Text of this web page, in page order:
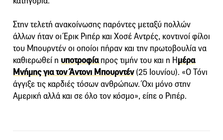
Στην τελετή ανακοίνωσης παρόντες μεταξύ πολλών
άλλων ήταν οι Έρικ Ριπέρ και Χοσέ Αντρές, κοντινοί φίλοι
του Μπουρντέν οι οποίοι πήραν και την πρωτοβουλία να
καθιερωθεί η υποτροφία προς τιμήν του και η Ημέρα
Μνήμης για τον Άντονι Μπουρντέν(25 Ιουνίου). «Ο Τόνι
άγγιξε τις καρδιές τόσων ανθρώπων. Όχι μόνο στην
Αμερική αλλά και σε όλο τον κόσμο», είπε ο Ριπέρ.